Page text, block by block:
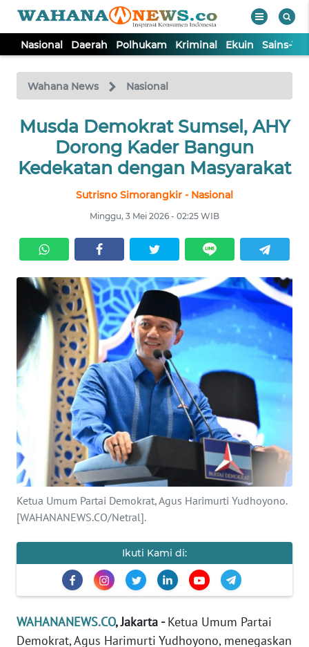
Nasional Daerah Polhukam Kriminal Ekuin Sains-
Wahana News Nasional
Musda Demokrat Sumsel, AHY
Dorong Kader Bangun
Kedekatan dengan Masyarakat
Sutrisno Simorangkir - Nasional
Minggu, 3 Mei 2026 - 02:25 WIB
Ketua Umum Partai Demokrat, Agus Harimurti Yudhoyono.
[WAHANANEWS.CO/Netral].
Ikuti Kami di:
WAHANANEWS.CO, Jakarta -Ketua Umum Partai
Demokrat, Agus Harimurti Yudhoyono, menegaskan
TV
Tutup
NASIONAL
DAERAH
KRIMINAL
EKUIN
SAINS-TEKNO
KESEHATAN
INTERNASIONAL
SERBA-SERBI
PENDIDIKAN
OLAHRAGA
EDITORIAL
Informasi